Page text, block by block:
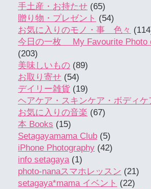
手土産・お持たせ (65)
贈り物・プレゼント (54)
お気に入りのモノ・事 色々
今日の一枚 My Favourite Photo
(203)
美味しいもの (89)
お取り寄せ (54)
デイリー雑貨 (19)
ヘアケア・スキンケア・ボディケ
お気に入りの音楽 (67)
本 Books (15)
Setagayamama Club (5)
iPhone Photography (42)
info setagaya (1)
photo-nanaスマホレッスン (21)
setagaya*mama イベント (22)